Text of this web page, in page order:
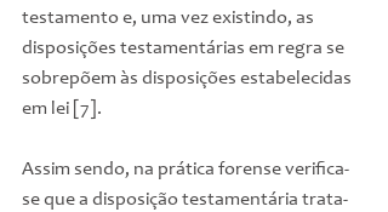
testamento e, uma vez existindo, as
disposições testamentárias em regra se
sobrepõem às disposições estabelecidas
em lei [7].
Assim sendo, na prática forense verifica-
se que a disposição testamentária trata-